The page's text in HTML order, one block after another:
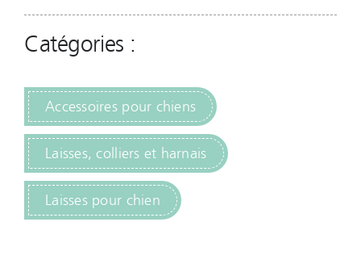
Catégories :
Accessoires pour chiens
Laisses, colliers et harnais
Laisses pour chien